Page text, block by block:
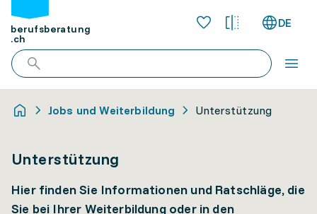
berufsberatung
.ch
DE
Jobs und Weiterbildung Unterstützung
Unterstützung
Hier finden Sie Informationen und Ratschläge, die
Sie bei Ihrer Weiterbildung oder in den